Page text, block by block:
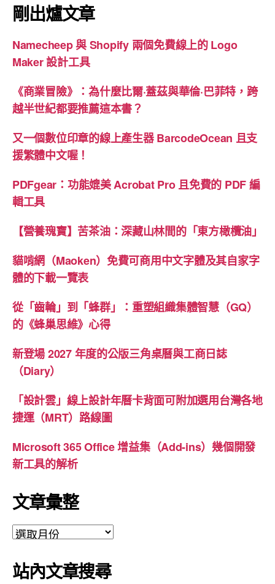
剛出爐文章
Namecheep 與 Shopify 兩個免費線上的 Logo
Maker 設計工具
《商業冒險》：為什麼比爾·蓋茲與華倫·巴菲特，跨
越半世紀都要推薦這本書？
又一個數位印章的線上產生器 BarcodeOcean 且支
援繁體中文喔！
PDFgear：功能媲美 Acrobat Pro 且免費的 PDF 編
輯工具
【營養瑰寶】苦茶油：深藏山林間的「東方橄欖油」
貓啃網（Maoken）免費可商用中文字體及其自家字
體的下載一覽表
從「齒輪」到「蜂群」：重塑組織集體智慧（GQ）
的《蜂巢思維》心得
新登場 2027 年度的公版三角桌曆與工商日誌
（Diary）
「設計雲」線上設計年曆卡背面可附加選用台灣各地
捷運（MRT）路線圖
Microsoft 365 Office 增益集（Add-ins）幾個開發
新工具的解析
文章彙整
文
彙
整
站內文章搜尋